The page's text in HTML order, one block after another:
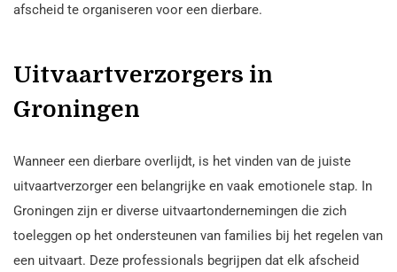
afscheid te organiseren voor een dierbare.
Uitvaartverzorgers in
Groningen
Wanneer een dierbare overlijdt, is het vinden van de juiste
uitvaartverzorger een belangrijke en vaak emotionele stap. In
Groningen zijn er diverse uitvaartondernemingen die zich
toeleggen op het ondersteunen van families bij het regelen van
een uitvaart. Deze professionals begrijpen dat elk afscheid